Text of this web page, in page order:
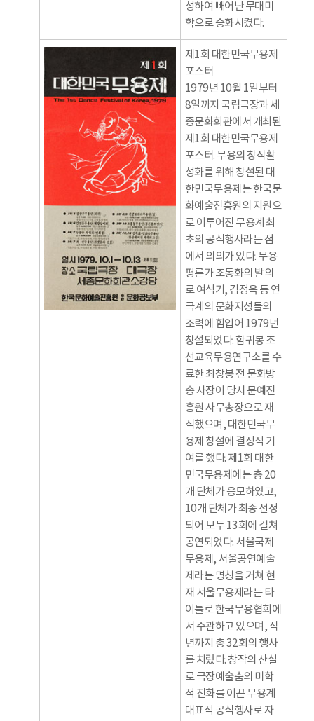
성하여 빼어난 무대미
학으로 승화시켰다.
제1회 대한민국무용제
포스터
1979년 10월 1일부터
8일까지 국립극장과 세
종문화회관에서 개최된
제1회 대한민국무용제
포스터. 무용의 창작활
성화를 위해 창설된 대
한민국무용제는 한국문
화예술진흥원의 지원으
로 이루어진 무용계 최
초의 공식행사라는 점
에서 의의가 있다. 무용
평론가 조동화의 발의
로 여석기, 김정옥 등 연
극계의 문화지성들의
조력에 힘입어 1979년
창설되었다. 함귀봉 조
선교육무용연구소를 수
료한 최창봉 전 문화방
송 사장이 당시 문예진
흥원 사무총장으로 재
직했으며, 대한민국무
용제 창설에 결정적 기
여를 했다. 제1회 대한
민국무용제에는 총 20
개 단체가 응모하였고,
10개 단체가 최종 선정
되어 모두 13회에 걸쳐
공연되었다. 서울국제
무용제, 서울공연예술
제라는 명칭을 거쳐 현
재 서울무용제라는 타
이틀로 한국무용협회에
서 주관하고 있으며, 작
년까지 총 32회의 행사
를 치렀다. 창작의 산실
로 극장예술춤의 미학
적 진화를 이끈 무용계
대표적 공식행사로 자